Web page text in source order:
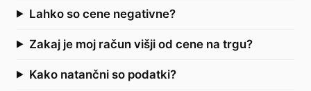
Lahko so cene negativne?
Zakaj je moj račun višji od cene na trgu?
Kako natančni so podatki?